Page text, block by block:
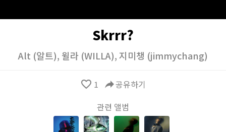
Skrrr?
Alt (알트), 윌라 (WILLA),지미챙 (jimmychang)
favorite_border 1 reply공유하기
관련 앨범